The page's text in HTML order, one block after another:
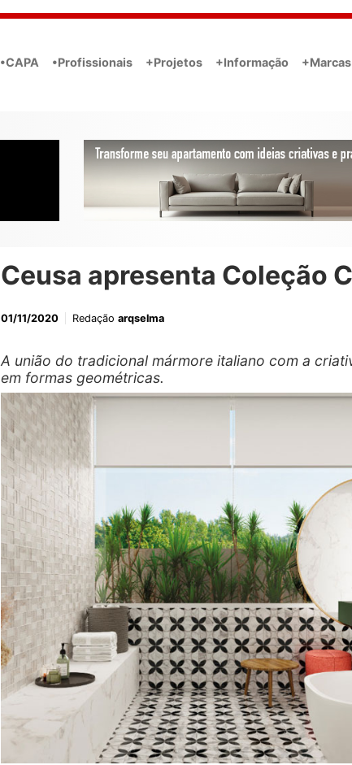
•CAPA •Profissionais +Projetos +Informação +Marcas
Ceusa apresenta Coleção
01/11/2020 Redação arqselma
A união do tradicional mármore italiano com a
em formas geométricas.